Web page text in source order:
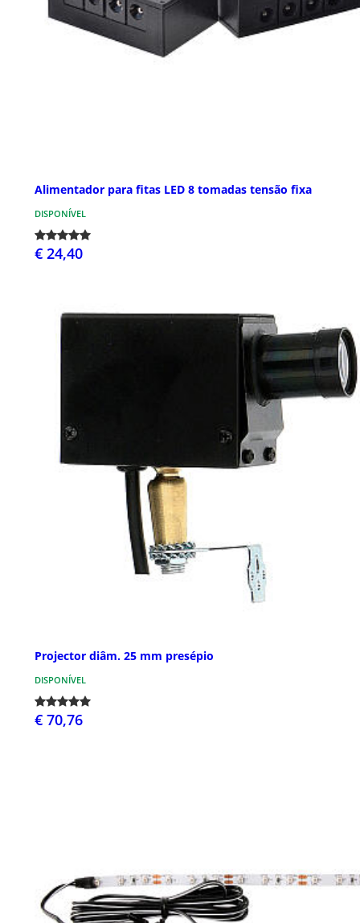
Alimentador para fitas LED 8 tomadas tensão fixa
DISPONÍVEL
€ 24,40
Projector diâm. 25 mm presépio
DISPONÍVEL
€ 70,76